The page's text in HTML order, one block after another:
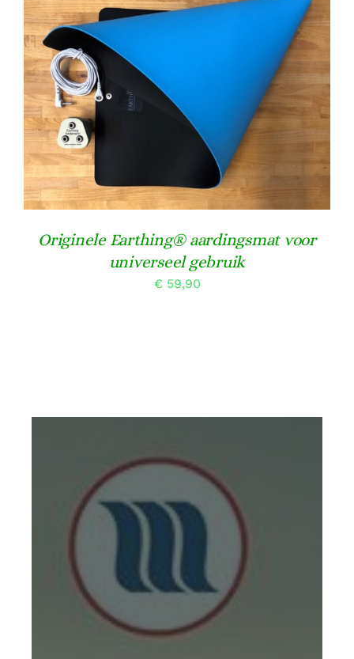
TOEVOEGEN AAN WINKELWAGEN
/
DETAILS
Originele Earthing® aardingsmat voor
universeel gebruik
€59,90